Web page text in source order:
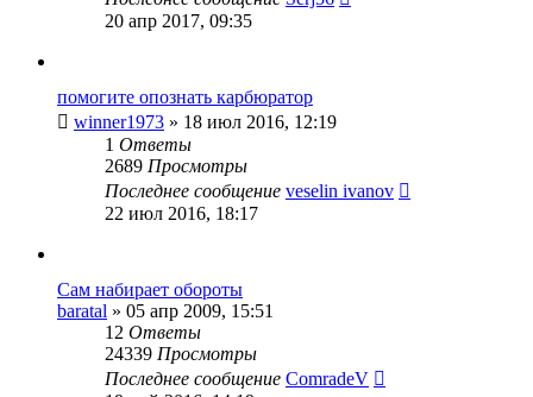
20 апр 2017, 09:35
помогите опознать карбюратор
winner1973 » 18 июл 2016, 12:19
1 Ответы
2689 Просмотры
Последнее сообщение veselin ivanov
22 июл 2016, 18:17
Сам набирает обороты
baratal » 05 апр 2009, 15:51
12 Ответы
24339 Просмотры
Последнее сообщение ComradeV